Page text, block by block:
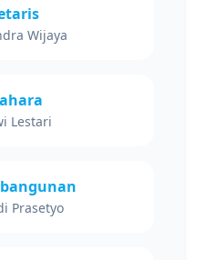
Wijaya
Lestari
Prasetyo